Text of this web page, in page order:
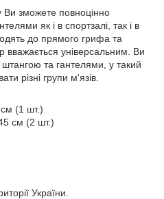
зможете повноцінно
як і в спортзалі, так і в
до прямого грифа та
вважається універсальним. Ви
штангою та гантелями, у такий
різні групи м'язів.
(1 шт.)
см (2 шт.)
України.